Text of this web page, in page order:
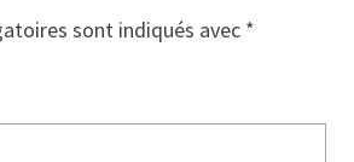
sont indiqués avec *